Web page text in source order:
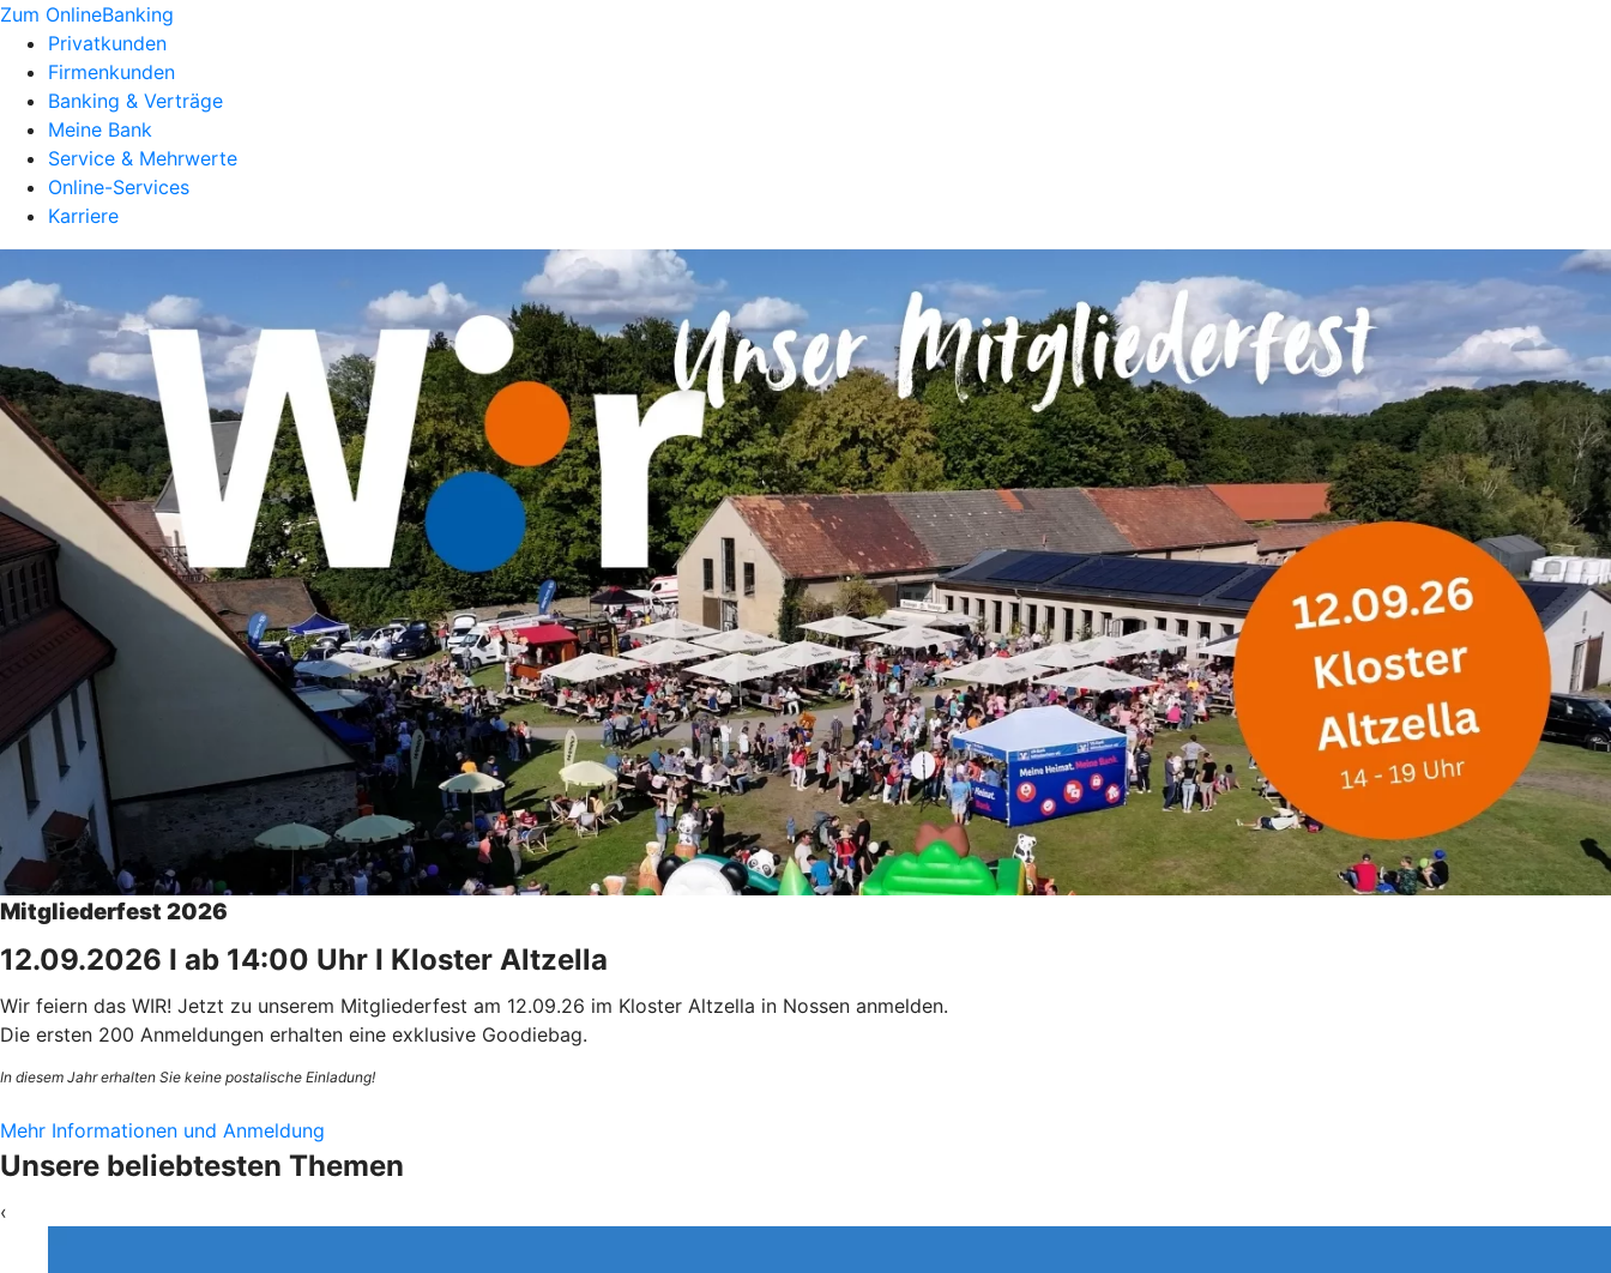
Zum OnlineBanking
Privatkunden
Firmenkunden
Banking & Verträge
Meine Bank
Service & Mehrwerte
Online-Services
Karriere
Mitgliederfest 2026
12.09.2026 I ab 14:00 Uhr I Kloster Altzella
Wir feiern das WIR! Jetzt zu unserem Mitgliederfest am 12.09.26 im Kloster Altzella in Nossen anmelden.
Die ersten 200 Anmeldungen erhalten eine exklusive Goodiebag.
In diesem Jahr erhalten Sie keine postalische Einladung!
Mehr Informationen und Anmeldung
Unsere beliebtesten Themen
‹